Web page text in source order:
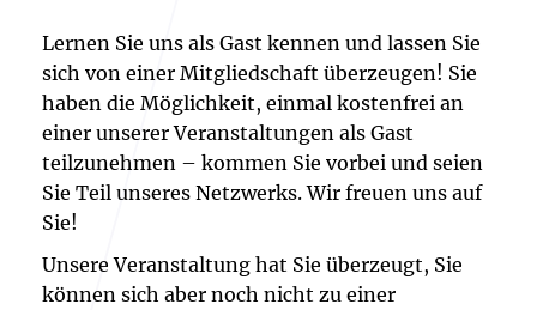
Lernen Sie uns als Gast kennen und lassen Sie
sich von einer Mitgliedschaft überzeugen! Sie
haben die Möglichkeit, einmal kostenfrei an
einer unserer Veranstaltungen als Gast
teilzunehmen – kommen Sie vorbei und seien
Sie Teil unseres Netzwerks. Wir freuen uns auf
Sie!
Unsere Veranstaltung hat Sie überzeugt, Sie
können sich aber noch nicht zu einer